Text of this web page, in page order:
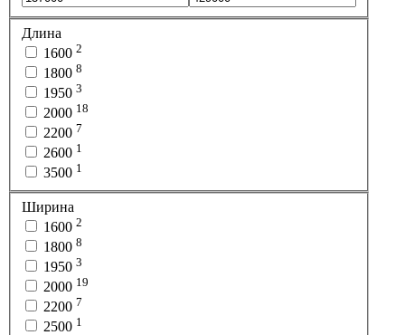
Длина
1600 2
1800 8
1950 3
2000 18
2200 7
2600 1
3500 1
Ширина
1600 2
1800 8
1950 3
2000 19
2200 7
2500 1